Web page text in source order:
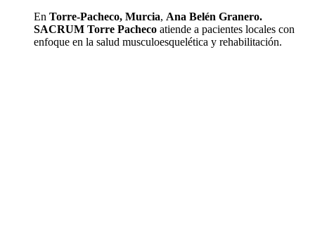
En Torre-Pacheco, Murcia, Ana Belén Granero.
SACRUM Torre Pacheco atiende a pacientes locales con
enfoque en la salud musculoesquelética y rehabilitación.